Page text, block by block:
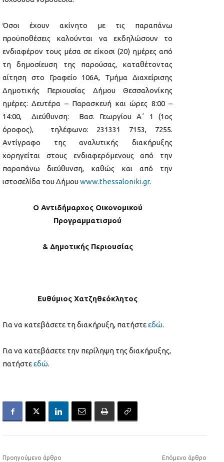
Όσοι έχουν ακίνητο με τις παραπάνω
προϋποθέσεις καλούνται να εκδηλώσουν το
ενδιαφέρον τους μέσα σε είκοσι (20) ημέρες από
τη δημοσίευση της παρούσας, καταθέτοντας
αίτηση στο Γραφείο 106Α, Τμήμα Διαχείρισης
Δημοτικής Περιουσίας Δήμου Θεσσαλονίκης
ημέρες: Δευτέρα – Παρασκευή και ώρες 8:00 –
14:00, Διεύθυνση: Βασ. Γεωργίου Α΄ 1 (1ος
όροφος), τηλέφωνο: 231331 7153, 7255.
Αντίγραφο της αναλυτικής διακήρυξης
χορηγείται στους ενδιαφερόμενους από την
παραπάνω διεύθυνση, καθώς και από την
ιστοσελίδα του Δήμουwww.thessaloniki.gr.
Ο Αντιδήμαρχος Οικονομικού
Προγραμματισμού
& Δημοτικής Περιουσίας
Ευθύμιος Χατζηθεόκλητος
Για να κατεβάσετε τη διακήρυξη, πατήστεεδώ.
Για να κατεβάσετε την περίληψη της διακήρυξης,
πατήστεεδώ.
Προηγούμενο άρθρο Επόμενο άρθρο